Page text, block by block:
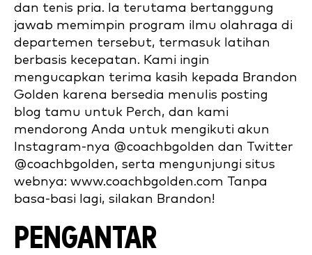
dan tenis pria. Ia terutama bertanggung
jawab memimpin program ilmu olahraga di
departemen tersebut, termasuk latihan
berbasis kecepatan. Kami ingin
mengucapkan terima kasih kepada Brandon
Golden karena bersedia menulis posting
blog tamu untuk Perch, dan kami
mendorong Anda untuk mengikuti akun
Instagram-nya @coachbgolden dan Twitter
@coachbgolden, serta mengunjungi situs
webnya: www.coachbgolden.com Tanpa
basa-basi lagi, silakan Brandon!
PENGANTAR